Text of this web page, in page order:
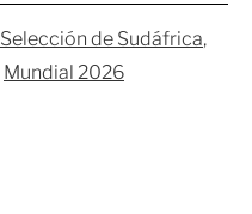
Selección de Sudáfrica
Mundial 2026